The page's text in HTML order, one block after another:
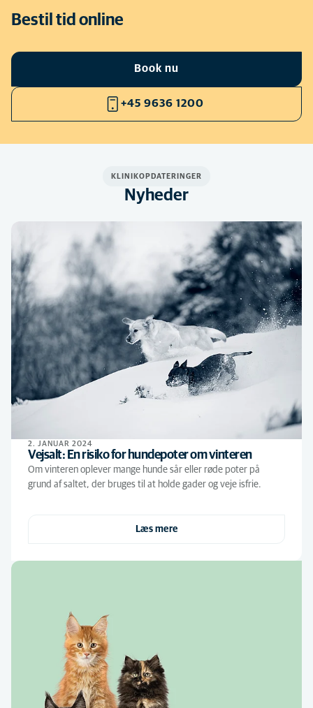
Bestil tid online
Book nu
+45 9636 1200
KLINIKOPDATERINGER
Nyheder
2. JANUAR 2024
Vejsalt: En risiko for hundepoter om vinteren
Om vinteren oplever mange hunde sår eller røde poter på
grund af saltet, der bruges til at holde gader og veje isfrie.
Læs mere